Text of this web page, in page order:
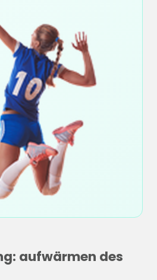
aufwärmen des